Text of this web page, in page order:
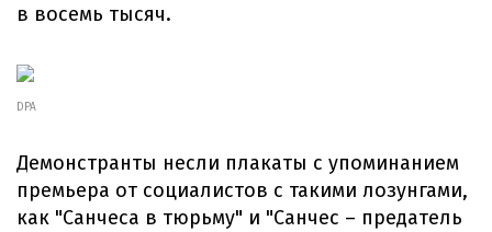
в восемь тысяч.
DPA
Демонстранты несли плакаты с упоминанием
премьера от социалистов с такими лозунгами,
как "Санчеса в тюрьму" и "Санчес – предатель